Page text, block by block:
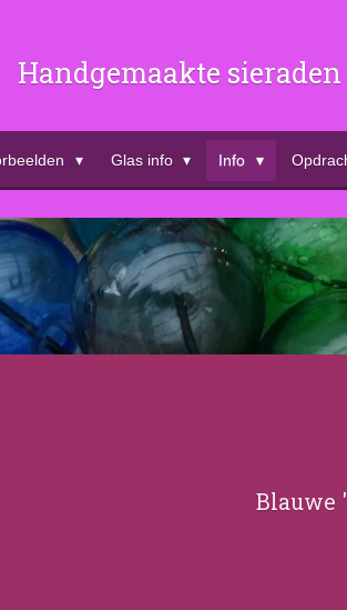
Handgemaakte
Glas info Info
Blauwe